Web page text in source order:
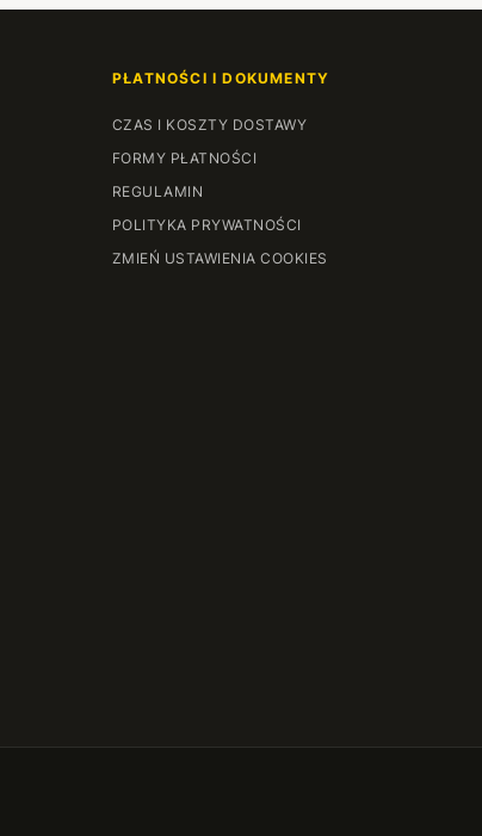
PŁATNOŚCI I DOKUMENTY
CZAS I KOSZTY DOSTAWY
FORMY PŁATNOŚCI
REGULAMIN
POLITYKA PRYWATNOŚCI
ZMIEŃ USTAWIENIA COOKIES